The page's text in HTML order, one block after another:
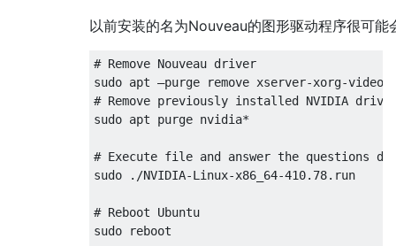
以前安装的名为Nouveau的图形驱动程序很可能
# Remove Nouveau driver
sudo apt –purge remove xserver-xorg-video-
# Remove previously installed NVIDIA
sudo apt purge nvidia*
# Execute file and answer the questions
sudo ./NVIDIA-Linux-x86_64-410.78.run
# Reboot Ubuntu
sudo reboot